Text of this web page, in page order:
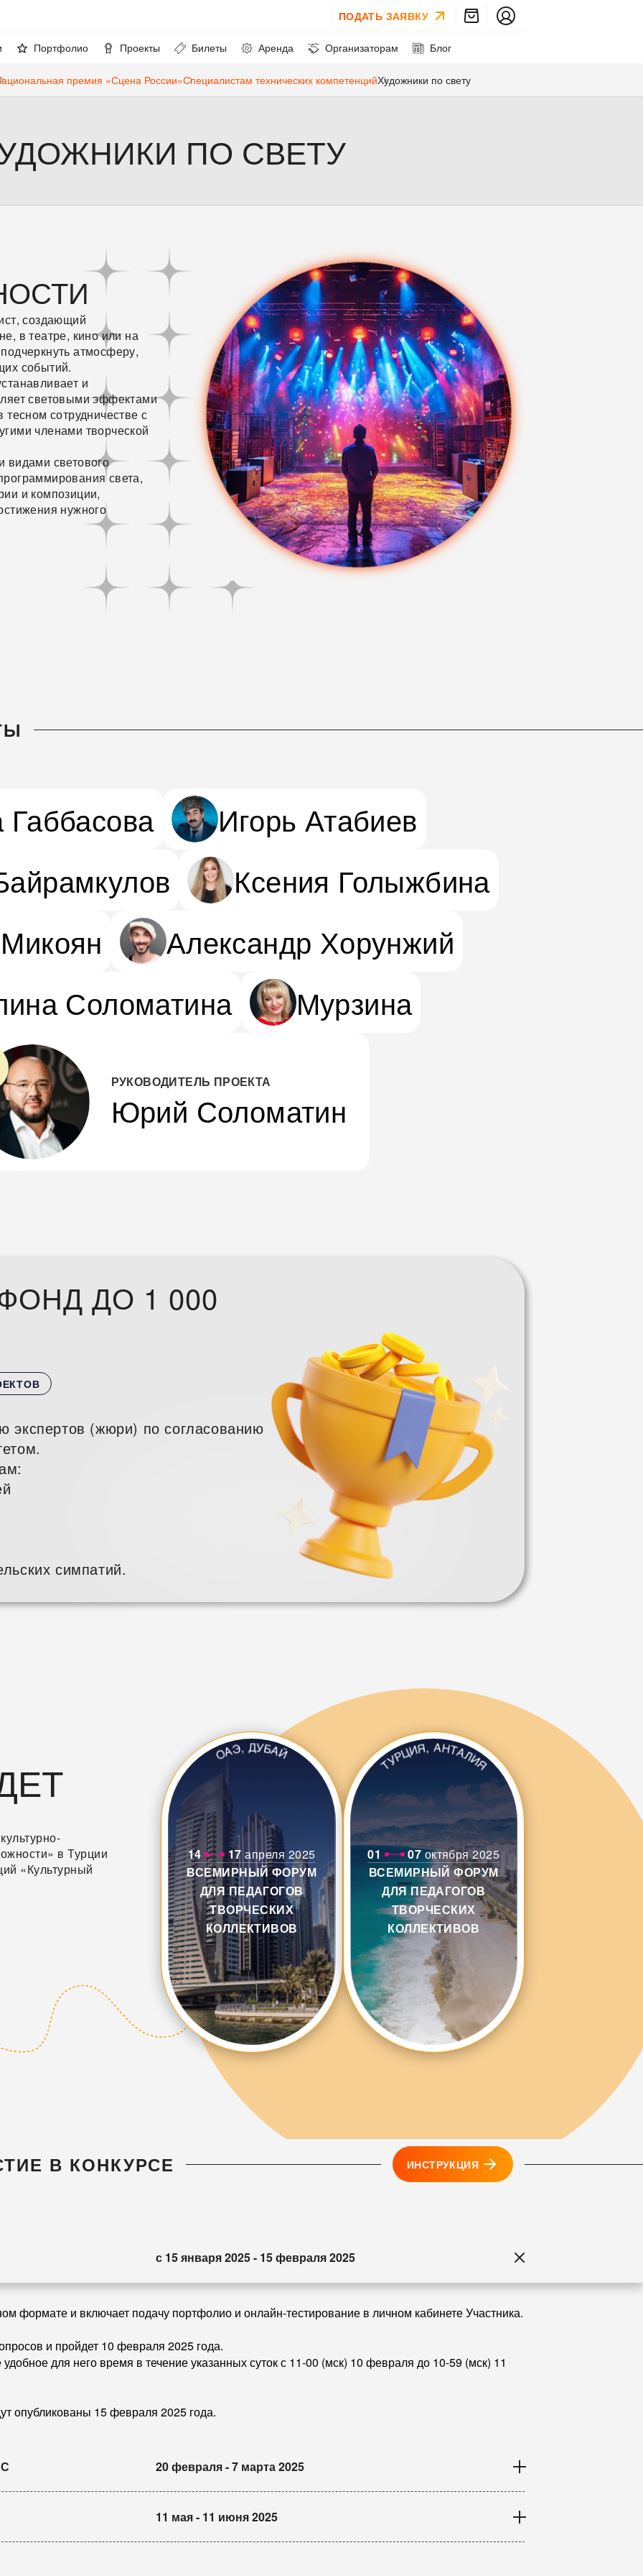
ПОДАТЬ ЗАЯВКУ
Портфолио Проекты Билеты Аренда Организаторам Блог
премия «Сцена России»Специалистам технических компетенцийХудожники по свету
ПО СВЕТУ
создающий
в театре, кино или на
атмосферу,
событий.
и
световыми эффектами
сотрудничестве с
членами творческой
видами светового
света,
и композиции,
нужного
Игорь Атабиев
Ксения Голыжбина
Александр Хорунжий
Соломатина
Мурзина
Юрий Соломатин
РУКОВОДИТЕЛЬ ПРОЕКТА
ДО 1 000
экспертов (жюри) по согласованию
симпатий.
в Турции
«Культурный
14 17 апреля 2025
ВСЕМИРНЫЙ ФОРУМ
ДЛЯ ПЕДАГОГОВ
ТВОРЧЕСКИХ
КОЛЛЕКТИВОВ
01 07октября 2025
ВСЕМИРНЫЙ ФОРУМ
ДЛЯ ПЕДАГОГОВ
ТВОРЧЕСКИХ
КОЛЛЕКТИВОВ
В КОНКУРСЕ ИНСТРУКЦИЯ
с 15 января 2025 - 15 февраля 2025
формате и включает подачу портфолио и онлайн-тестирование в личном кабинете Участника.
и пройдет 10 февраля 2025 года.
для него время в течение указанных суток с 11-00 (мск) 10 февраля до 10-59 (мск) 11
опубликованы 15 февраля 2025 года.
20 февраля - 7 марта 2025
11 мая - 11 июня 2025